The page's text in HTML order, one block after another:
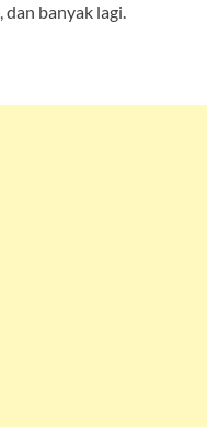
banyak lagi.